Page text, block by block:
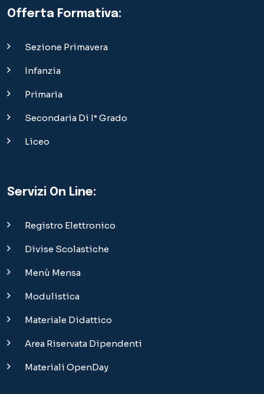
Offerta Formativa:
Sezione Primavera
Infanzia
Primaria
Secondaria Di I° Grado
Liceo
Servizi On Line:
Registro Elettronico
Divise Scolastiche
Menù Mensa
Modulistica
Materiale Didattico
Area Riservata Dipendenti
Materiali OpenDay